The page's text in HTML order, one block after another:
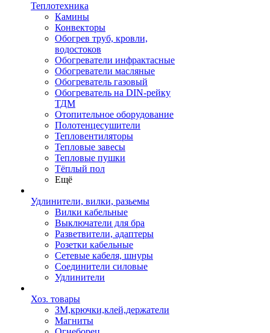
Теплотехника
Камины
Конвекторы
Обогрев труб, кровли,
водостоков
Обогреватели инфрактасные
Обогреватели масляные
Обогреватель газовый
Обогреватель на DIN-рейку
ТДМ
Отопительное оборудование
Полотенцесушители
Тепловентиляторы
Тепловые завесы
Тепловые пушки
Тёплый пол
Ещё
Удлинители, вилки, разьемы
Вилки кабельные
Выключатели для бра
Разветвители, адаптеры
Розетки кабельные
Сетевые кабеля, шнуры
Соединители силовые
Удлинители
Хоз. товары
ЗМ,крючки,клей,держатели
Магниты